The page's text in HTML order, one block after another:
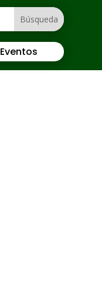
Eventos